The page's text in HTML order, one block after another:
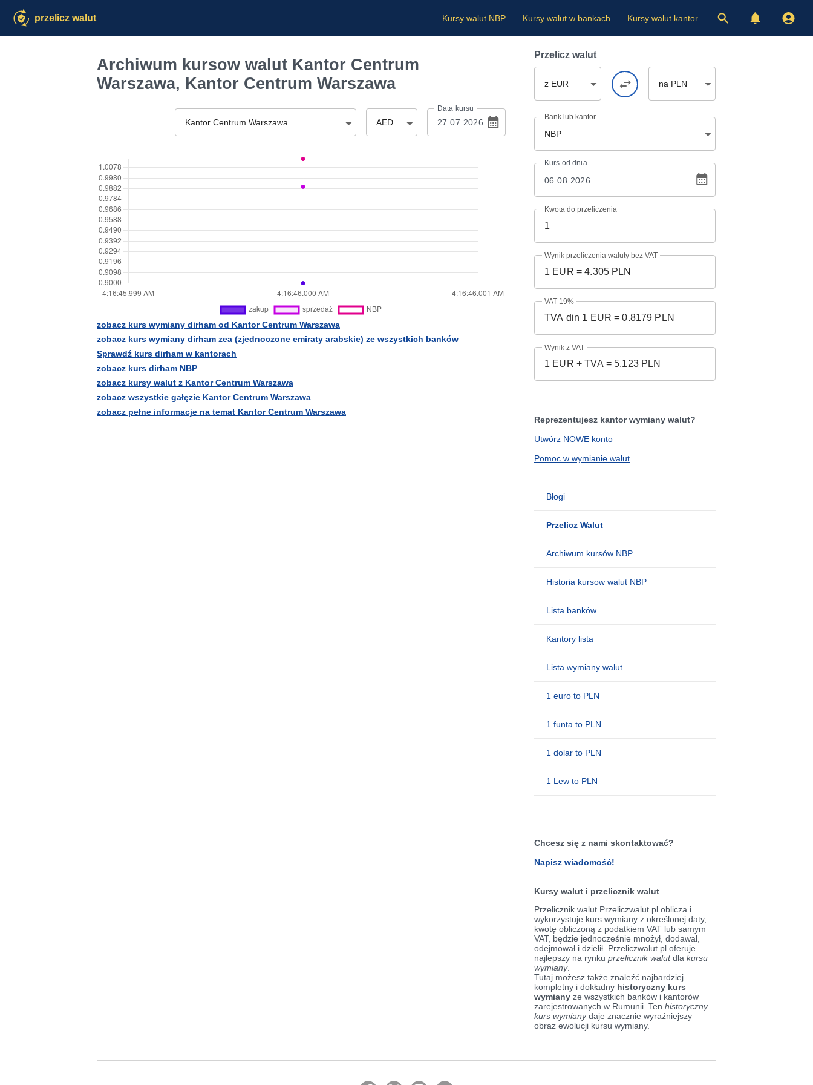
przelicz walut Kursy walut NBP Kursy walut w bankach Kursy walut kantor
Archiwum kursow walut Kantor Centrum
Warszawa, Kantor Centrum Warszawa
Kantor Centrum Warszawa AED
Data kursu
zobacz kurs wymiany dirham od Kantor Centrum Warszawa
zobacz kurs wymiany dirham zea (zjednoczone emiraty arabskie) ze wszystkich banków
Sprawdź kurs dirham w kantorach
zobacz kurs dirham NBP
zobacz kursy walut z Kantor Centrum Warszawa
zobacz wszystkie gałęzie Kantor Centrum Warszawa
zobacz pełne informacje na temat Kantor Centrum Warszawa
Przelicz walut
z EUR na PLN
Bank lub kantor
NBP
Kurs od dnia
Kwota do przeliczenia
Wynik przeliczenia waluty bez VAT
VAT 19%
Wynik z VAT
Reprezentujesz kantor wymiany walut?
Utwórz NOWE konto
Pomoc w wymianie walut
Blogi
Przelicz Walut
Archiwum kursów NBP
Historia kursow walut NBP
Lista banków
Kantory lista
Lista wymiany walut
1 euro to PLN
1 funta to PLN
1 dolar to PLN
1 Lew to PLN
Chcesz się z nami skontaktować?
Napisz wiadomość!
Kursy walut i przelicznik walut
Przelicznik walut Przeliczwalut.pl oblicza i
wykorzystuje kurs wymiany z określonej daty,
kwotę obliczoną z podatkiem VAT lub samym
VAT, będzie jednocześnie mnożył, dodawał,
odejmował i dzielił. Przeliczwalut.pl oferuje
najlepszy na rynku przelicznik walutdla kursu
wymiany.
Tutaj możesz także znaleźć najbardziej
kompletny i dokładny historyczny kurs
wymiany ze wszystkich banków i kantorów
zarejestrowanych w Rumunii. Ten historyczny
kurs wymianydaje znacznie wyraźniejszy
obraz ewolucji kursu wymiany.